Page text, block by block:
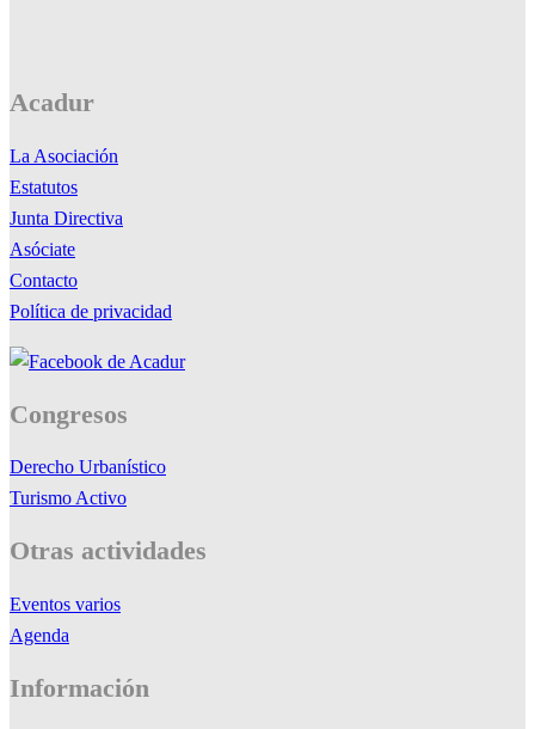
Acadur
La Asociación
Estatutos
Junta Directiva
Asóciate
Contacto
Política de privacidad
Congresos
Derecho Urbanístico
Turismo Activo
Otras actividades
Eventos varios
Agenda
Información